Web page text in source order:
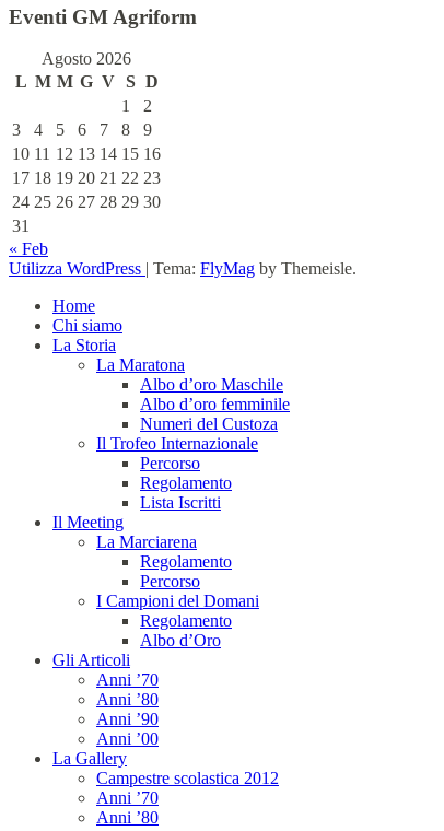
Eventi GM Agriform
Agosto 2026
L M M G V S D
1
2
3
4 5 6 7 8
9
10 11 12 13 14 15 16
17 18 19 20 21 22 23
24 25 26 27 28 29 30
31
« Feb
Utilizza WordPress | Tema: FlyMag by Themeisle.
Home
Chi siamo
La Storia
La Maratona
Albo d’oro Maschile
Albo d’oro femminile
Numeri del Custoza
Il Trofeo Internazionale
Percorso
Regolamento
Lista Iscritti
Il Meeting
La Marciarena
Regolamento
Percorso
I Campioni del Domani
Regolamento
Albo d’Oro
Gli Articoli
Anni ’70
Anni ’80
Anni ’90
Anni ’00
La Gallery
Campestre scolastica 2012
Anni ’70
Anni ’80